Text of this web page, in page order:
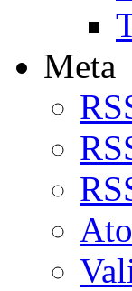
Meta